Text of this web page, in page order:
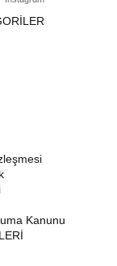
Kanunu